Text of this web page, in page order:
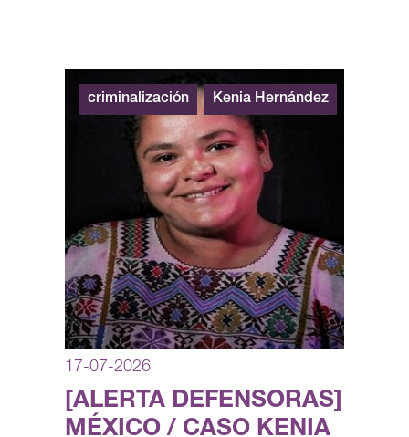
criminalización Kenia Hernández
17-07-2026
[ALERTA DEFENSORAS]
MÉXICO / CASO KENIA